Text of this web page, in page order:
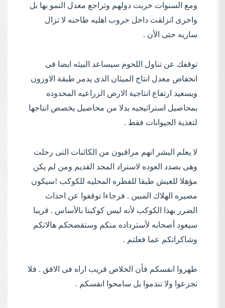
ومع السنوات خربت دولهم وتراجع معدل النمو بها بل
واخرى انزلقت داخل حروب اهليه طاحنه لا تزال
ساريه حتى الأن .
توقفك عن تناول اللحوم سيساعد البيئه ايضا فى
انخفاض معدل انتاج الميثان الذى يدمر طبقة الاوزون
ويسعيد ارتفاع انتاجية الارض الزراعيه المحدوده
بمحاصيل استراتيجيه بدلا من محاصيل يخصص انتاجها
لتغذية الحيوانات فقط .
لا يعلم البشر انهم مراقبون من الكائنات التى رحلت
وهى بصدد العوده لاستراد المجد القديم ومن لم يكن
مؤهلا للعيش طبقا للفطره المحليه للكوكب !سيكون
مصيره الهلاك المبين . فرجاءا توقفوا عن احداث
الضرر بهذا الكوكب لأنه ليس كوكبنا بالأساس . قريبا
سيعود أصحابه لأسترداده منكم وستفضحكم هالاتكم
وشاكراتكم عما فعلتم .
طهروا انفسكم فأن الخلاص قريب اراه فى الافق . فلا
تجزعوا ولا تندموا بل سامحوا انفسكم .